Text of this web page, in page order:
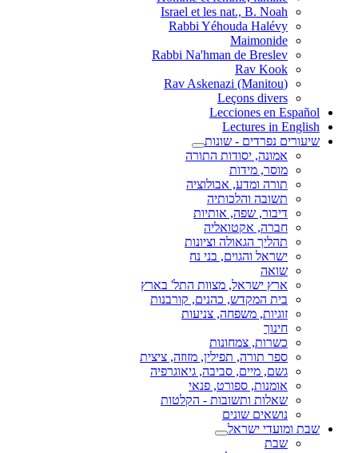
Israel et les nat., B. Noah
Rabbi Yéhouda Halévy
Maimonide
Rabbi Na'hman de Breslev
Rav Kook
(Rav Askenazi (Manitou
Leçons divers
Lecciones en Español
Lectures in English
שיעורים נפרדים - שונות
אמונה, יסודות התורה
מוסר, מידות
תורה ומדע, אבולוציה
תשובה והלכותיה
דיבור, שפה, אותיות
חברה, אקטואליה
תהליך הגאולה וציונות
ישראל והגוים, בני נח
שואה
ארץ ישראל, מצוות התל' בארץ
בית המקדש, כהנים, קורבנות
זוגיות, משפחה, צניעות
חינוך
כשרות, צמחונות
ספר תורה, תפילין, מזוזה, ציצית
גשם, מיים, סביבה, גיאוגרפיה
אומנות, ספורט, פנאי
שאלות ותשובות - הקלטות
נושאים שונים
שבת ומועדי ישראל
שבת